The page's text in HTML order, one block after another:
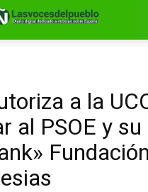
a la
al PSOE y su
Fundación